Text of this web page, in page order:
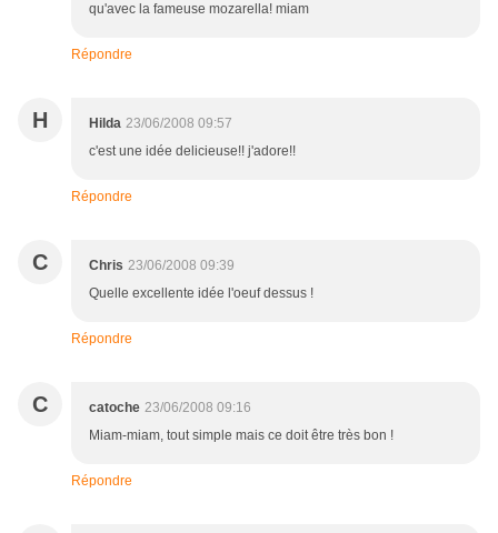
qu'avec la fameuse mozarella! miam
Répondre
H Hilda 23/06/2008 09:57
c'est une idée delicieuse!! j'adore!!
Répondre
C Chris 23/06/2008 09:39
Quelle excellente idée l'oeuf dessus !
Répondre
C catoche 23/06/2008 09:16
Miam-miam, tout simple mais ce doit être très bon !
Répondre